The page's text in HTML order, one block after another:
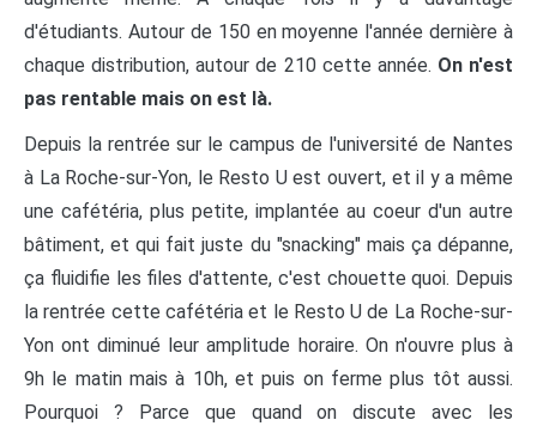
d'étudiants. Autour de 150 en moyenne l'année dernière à
chaque distribution, autour de 210 cette année. On n'est
pas rentable mais on est là.
Depuis la rentrée sur le campus de l'université de Nantes
à La Roche-sur-Yon, le Resto U est ouvert, et il y a même
une cafétéria, plus petite, implantée au coeur d'un autre
bâtiment, et qui fait juste du "snacking" mais ça dépanne,
ça fluidifie les files d'attente, c'est chouette quoi. Depuis
la rentrée cette cafétéria et le Resto U de La Roche-sur-
Yon ont diminué leur amplitude horaire. On n'ouvre plus à
9h le matin mais à 10h, et puis on ferme plus tôt aussi.
Pourquoi ? Parce que quand on discute avec les